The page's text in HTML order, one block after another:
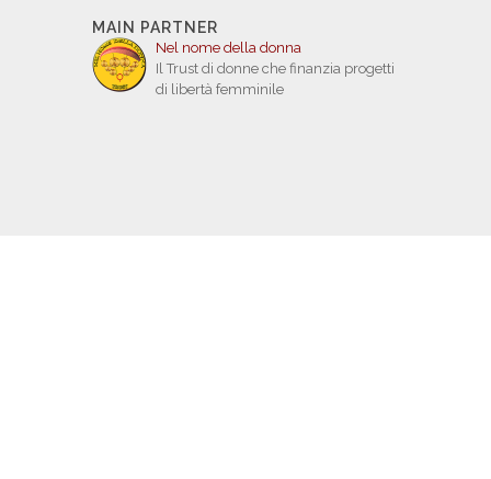
MAIN PARTNER
Nel nome della donna
Il Trust di donne che finanzia progetti
di libertà femminile